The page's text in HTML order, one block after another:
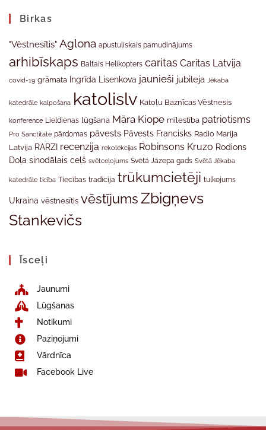
Birkas
"Vēstnesītis" Aglona apustuliskais pamudinājums
arhibīskaps Baltais Helikopters caritas Caritas Latvija
covid-19 grāmata Ingrīda Lisenkova jaunieši jubileja Jēkaba
katedrāle kalpošana katolislv Katoļu Baznīcas Vēstnesis
konference Lieldienas lūgšana Māra Kiope mīlestība patriotisms
Pro Sanctitate pārdomas pāvests Pāvests Francisks Radio Marija
Latvija RARZI recenzija rekolekcijas Robinsons Kruzo Rodions
Doļa sinodālais ceļš svētceļojums Svētā Jāzepa gads Svētā Jēkaba
katedrāle ticība Tiecības tradīcija trūkumcietēji tulkojums
Ukraina vēstnesītis vēstījumsZbigņevs
Stankevičs
Īsceļi
Jaunumi
Lūgšanas
Notikumi
Paziņojumi
Vārdnīca
Facebook Live